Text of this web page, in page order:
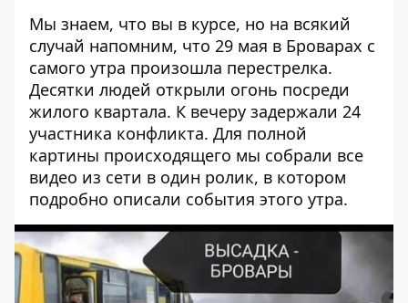
Мы знаем, что вы в курсе, но на всякий
случай напомним, что 29 мая в Броварах с
самого утра произошла перестрелка.
Десятки людей открыли огонь посреди
жилого квартала. К вечеру задержали 24
участника конфликта. Для полной
картины происходящего мы собрали все
видео из сети в один ролик, в котором
подробно описали события этого утра.